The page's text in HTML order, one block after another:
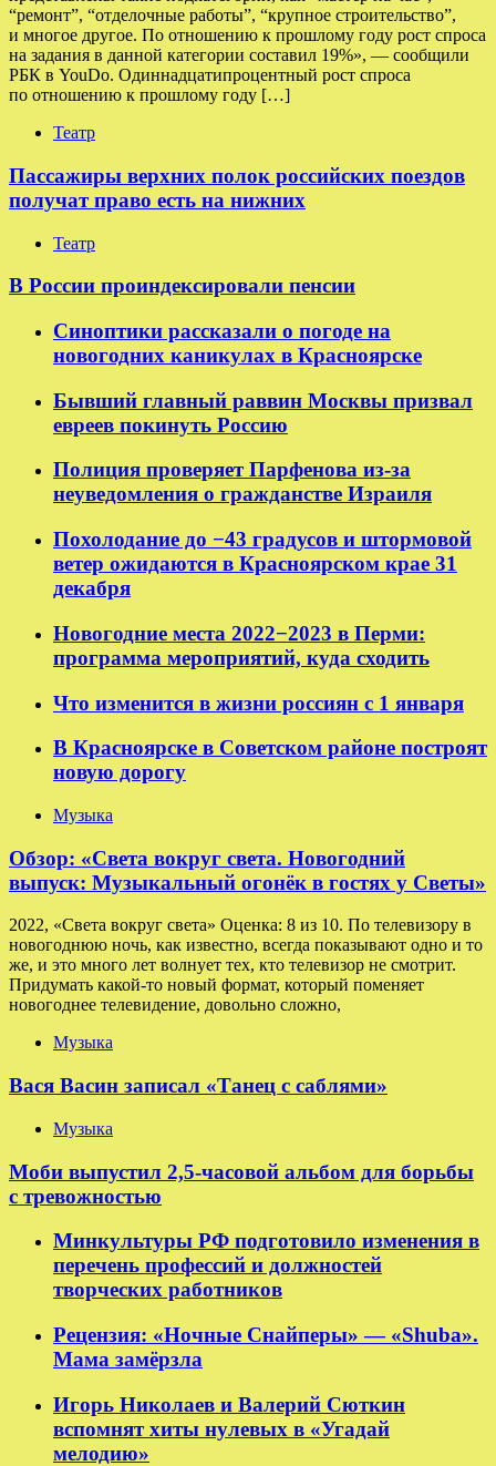
“ремонт”, “отделочные работы”, “крупное строительство”,
и многое другое. По отношению к прошлому году рост спроса
на задания в данной категории составил 19%», — сообщили
РБК в YouDo. Одиннадцатипроцентный рост спроса
по отношению к прошлому году […]
Театр
Пассажиры верхних полок российских поездов
получат право есть на нижних
Театр
В России проиндексировали пенсии
Синоптики рассказали о погоде на
новогодних каникулах в Красноярске
Бывший главный раввин Москвы призвал
евреев покинуть Россию
Полиция проверяет Парфенова из-за
неуведомления о гражданстве Израиля
Похолодание до −43 градусов и штормовой
ветер ожидаются в Красноярском крае 31
декабря
Новогодние места 2022−2023 в Перми:
программа мероприятий, куда сходить
Что изменится в жизни россиян с 1 января
В Красноярске в Советском районе построят
новую дорогу
Музыка
Обзор: «Света вокруг света. Новогодний
выпуск: Музыкальный огонёк в гостях у Светы»
2022, «Света вокруг света» Оценка: 8 из 10. По телевизору в
новогоднюю ночь, как известно, всегда показывают одно и то
же, и это много лет волнует тех, кто телевизор не смотрит.
Придумать какой-то новый формат, который поменяет
новогоднее телевидение, довольно сложно,
Музыка
Вася Васин записал «Танец с саблями»
Музыка
Моби выпустил 2,5-часовой альбом для борьбы
с тревожностью
Минкультуры РФ подготовило изменения в
перечень профессий и должностей
творческих работников
Рецензия: «Ночные Снайперы» — «Shuba».
Мама замёрзла
Игорь Николаев и Валерий Сюткин
вспомнят хиты нулевых в «Угадай
мелодию»